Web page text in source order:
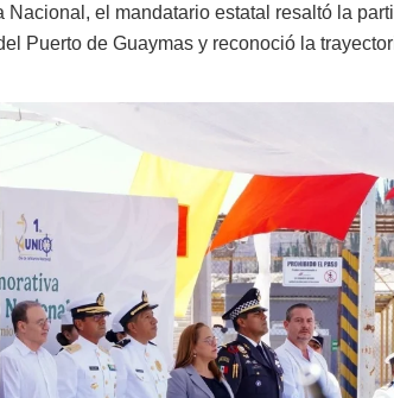
el mandatario estatal resaltó la
Puerto de Guaymas y reconoció la